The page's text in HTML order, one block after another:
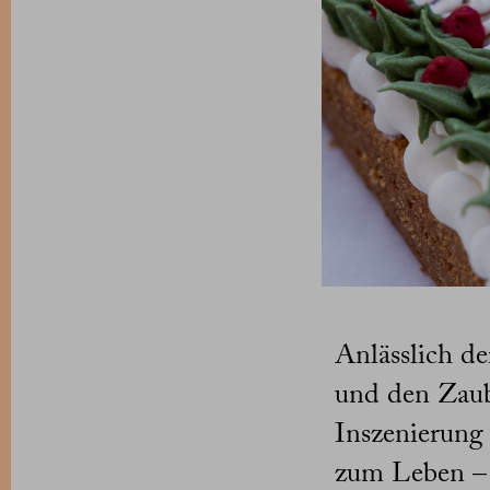
Anlässlich
und den
zum Leben